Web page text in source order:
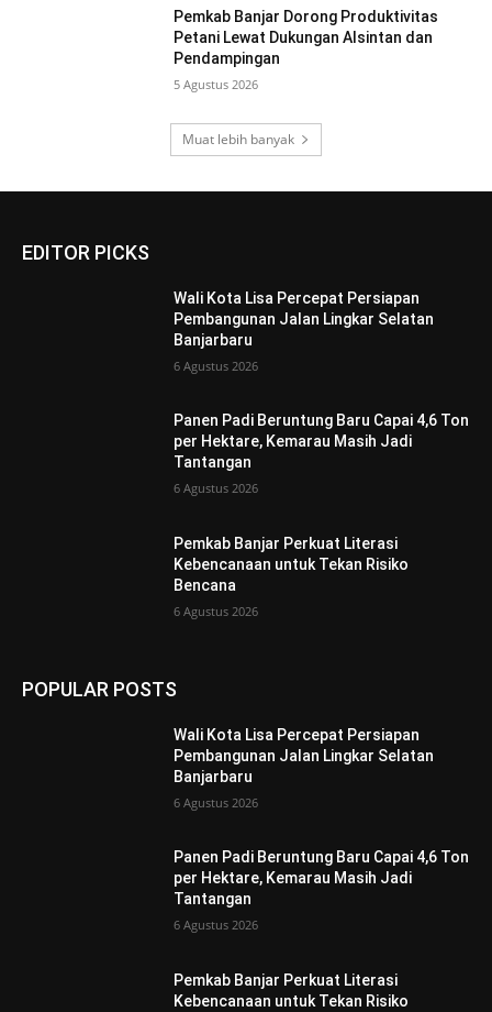
Pemkab Banjar Dorong Produktivitas
Petani Lewat Dukungan Alsintan dan
Pendampingan
5 Agustus 2026
Muat lebih banyak
EDITOR PICKS
Wali Kota Lisa Percepat Persiapan
Pembangunan Jalan Lingkar Selatan
Banjarbaru
6 Agustus 2026
Panen Padi Beruntung Baru Capai 4,6 Ton
per Hektare, Kemarau Masih Jadi
Tantangan
6 Agustus 2026
Pemkab Banjar Perkuat Literasi
Kebencanaan untuk Tekan Risiko
Bencana
6 Agustus 2026
POPULAR POSTS
Wali Kota Lisa Percepat Persiapan
Pembangunan Jalan Lingkar Selatan
Banjarbaru
6 Agustus 2026
Panen Padi Beruntung Baru Capai 4,6 Ton
per Hektare, Kemarau Masih Jadi
Tantangan
6 Agustus 2026
Pemkab Banjar Perkuat Literasi
Kebencanaan untuk Tekan Risiko